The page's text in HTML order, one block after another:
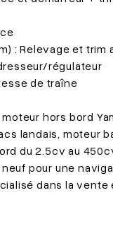
: Relevage et trim
régulateur
de traîne
moteur hors
landais, moteur
du 2.5cv au
pour une
dans la